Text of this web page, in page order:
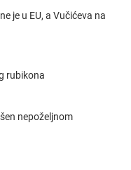
je u EU, a Vučićeva na
rubikona
nepoželjnom